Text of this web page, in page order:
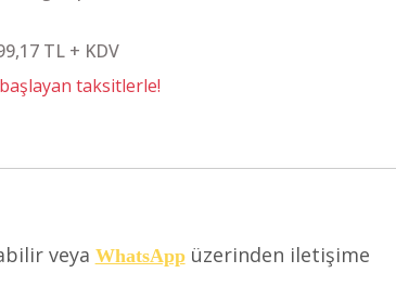
TL + KDV
taksitlerle!
veya WhatsAppüzerinden iletişime